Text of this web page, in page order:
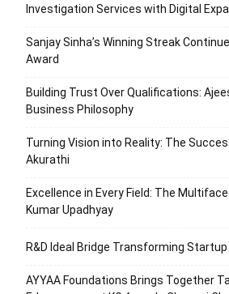
Investigation Services with Digital
Sanjay Sinha’s Winning Streak
Award
Building Trust Over Qualifications:
Business Philosophy
Turning Vision into Reality: The
Akurathi
Excellence in Every Field: The
Kumar Upadhyay
R&D Ideal Bridge Transforming
AYYAA Foundations Brings Together